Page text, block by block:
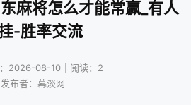
麻将怎么才能常赢_有人
-胜率交流
2026-08-10｜阅读：2
发布者：幕淡网